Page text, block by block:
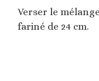
Verser le
fariné de 24 cm.